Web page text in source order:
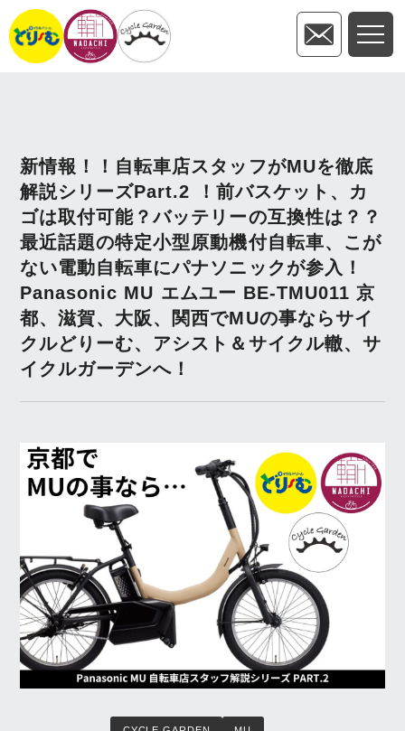
新情報！！自転車店スタッフがMUを徹底
解説シリーズPart.2 ！前バスケット、カ
ゴは取付可能？バッテリーの互換性は？？
最近話題の特定小型原動機付自転車、こが
ない電動自転車にパナソニックが参入！
Panasonic MU エムユー BE-TMU011 京
都、滋賀、大阪、関西でMUの事ならサイ
クルどりーむ、アシスト＆サイクル轍、サ
イクルガーデンへ！